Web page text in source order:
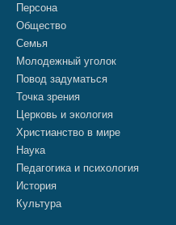
Персона
Общество
Семья
Молодежный уголок
Повод задуматься
Точка зрения
Церковь и экология
Христианство в мире
Наука
Педагогика и психология
История
Культура